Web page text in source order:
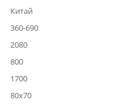
Китай
360-690
2080
800
1700
80х70